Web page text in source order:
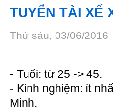
TUYỂN TÀI XẾ
Thứ sáu, 03/06/2016
- Tuổi: từ 25 -> 45.
- Kinh nghiệm: ít
Minh.